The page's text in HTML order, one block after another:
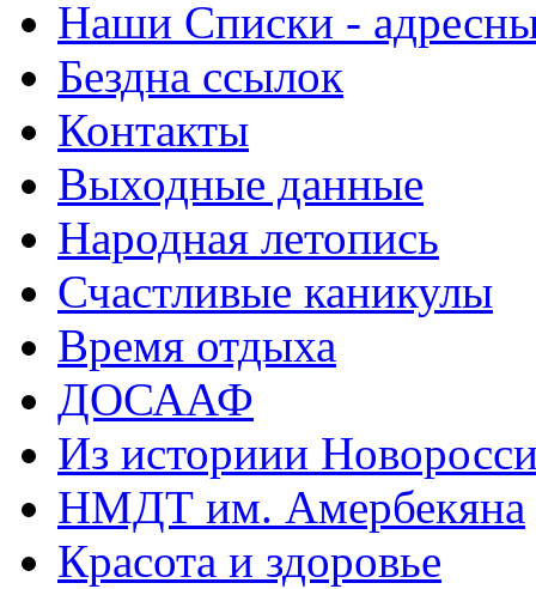
Наши Списки -
Бездна ссылок
Контакты
Выходные данные
Народная летопись
Счастливые каникулы
Время отдыха
ДОСААФ
Из историии
НМДТ им. Амербекяна
Красота и здоровье